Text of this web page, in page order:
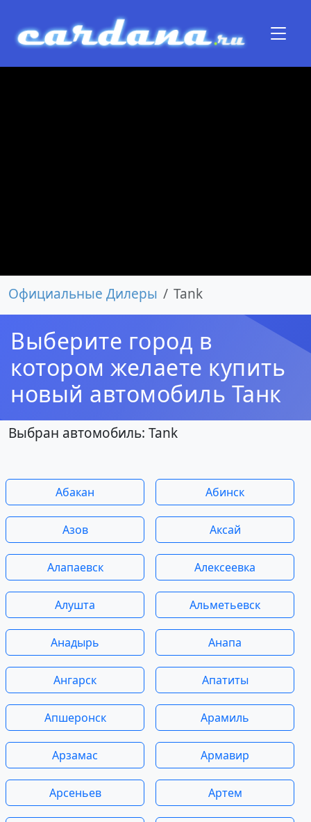
Официальные Дилеры Tank
Выберите город в
котором желаете купить
новый автомобиль Танк
Выбран автомобиль: Tank
Абакан Абинск
Азов Аксай
Алапаевск Алексеевка
Алушта Альметьевск
Анадырь Анапа
Ангарск Апатиты
Апшеронск Арамиль
Арзамас Армавир
Арсеньев Артем